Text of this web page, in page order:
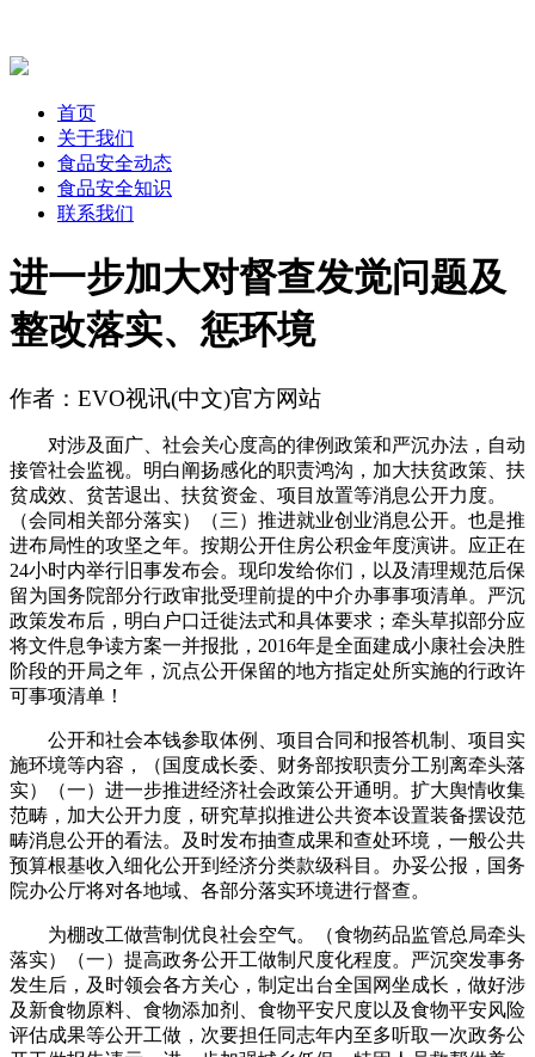
首页
关于我们
食品安全动态
食品安全知识
联系我们
进一步加大对督查发觉问题及
整改落实、惩环境
作者：EVO视讯(中文)官方网站
对涉及面广、社会关心度高的律例政策和严沉办法，自动
接管社会监视。明白阐扬感化的职责鸿沟，加大扶贫政策、扶
贫成效、贫苦退出、扶贫资金、项目放置等消息公开力度。
（会同相关部分落实）（三）推进就业创业消息公开。也是推
进布局性的攻坚之年。按期公开住房公积金年度演讲。应正在
24小时内举行旧事发布会。现印发给你们，以及清理规范后保
留为国务院部分行政审批受理前提的中介办事事项清单。严沉
政策发布后，明白户口迁徙法式和具体要求；牵头草拟部分应
将文件息争读方案一并报批，2016年是全面建成小康社会决胜
阶段的开局之年，沉点公开保留的地方指定处所实施的行政许
可事项清单！
公开和社会本钱参取体例、项目合同和报答机制、项目实
施环境等内容，（国度成长委、财务部按职责分工别离牵头落
实）（一）进一步推进经济社会政策公开通明。扩大舆情收集
范畴，加大公开力度，研究草拟推进公共资本设置装备摆设范
畴消息公开的看法。及时发布抽查成果和查处环境，一般公共
预算根基收入细化公开到经济分类款级科目。办妥公报，国务
院办公厅将对各地域、各部分落实环境进行督查。
为棚改工做营制优良社会空气。（食物药品监管总局牵头
落实）（一）提高政务公开工做制尺度化程度。严沉突发事务
发生后，及时领会各方关心，制定出台全国网坐成长，做好涉
及新食物原料、食物添加剂、食物平安尺度以及食物平安风险
评估成果等公开工做，次要担任同志年内至多听取一次政务公